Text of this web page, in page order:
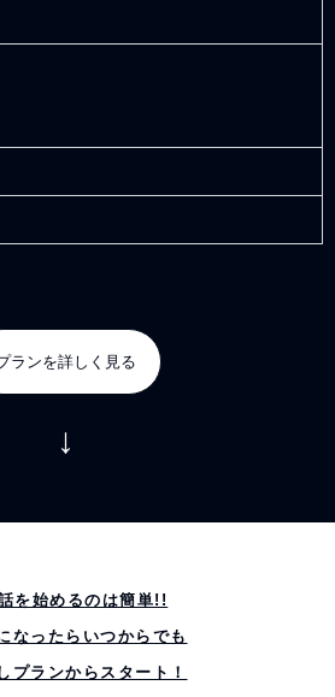
ランを詳しく見る
↓
を始めるのは簡単!!
なったらいつからでも
プランからスタート！